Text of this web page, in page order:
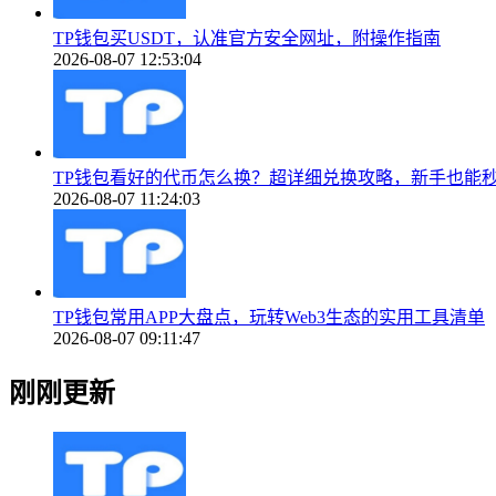
TP钱包买USDT，认准官方安全网址，附操作指南
2026-08-07 12:53:04
TP钱包看好的代币怎么换？超详细兑换攻略，新手也能
2026-08-07 11:24:03
TP钱包常用APP大盘点，玩转Web3生态的实用工具清单
2026-08-07 09:11:47
刚刚更新